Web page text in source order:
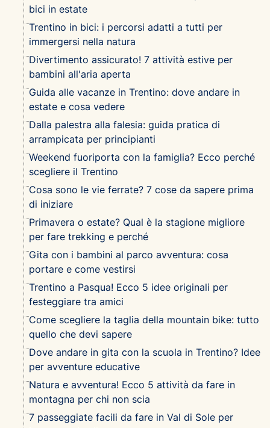
bici in estate
Trentino in bici: i percorsi adatti a tutti per
immergersi nella natura
Divertimento assicurato! 7 attività estive per
bambini all'aria aperta
Guida alle vacanze in Trentino: dove andare in
estate e cosa vedere
Dalla palestra alla falesia: guida pratica di
arrampicata per principianti
Weekend fuoriporta con la famiglia? Ecco perché
scegliere il Trentino
Cosa sono le vie ferrate? 7 cose da sapere prima
di iniziare
Primavera o estate? Qual è la stagione migliore
per fare trekking e perché
Gita con i bambini al parco avventura: cosa
portare e come vestirsi
Trentino a Pasqua! Ecco 5 idee originali per
festeggiare tra amici
Come scegliere la taglia della mountain bike: tutto
quello che devi sapere
Dove andare in gita con la scuola in Trentino? Idee
per avventure educative
Natura e avventura! Ecco 5 attività da fare in
montagna per chi non scia
7 passeggiate facili da fare in Val di Sole per